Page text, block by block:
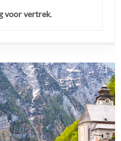
voor vertrek.